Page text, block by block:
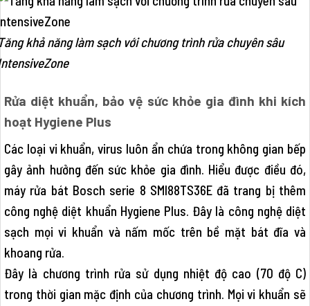
khả năng làm sạch với chương trình rửa chuyên sâu
Rửa diệt khuẩn, bảo vệ sức khỏe gia đình khi kích
hoạt Hygiene Plus
Các loại vi khuẩn, virus luôn ẩn chứa trong không gian bếp
gây ảnh hưởng đến sức khỏe gia đình. Hiểu được điều đó,
máy rửa bát Bosch serie 8 SMI88TS36E đã trang bị thêm
công nghệ diệt khuẩn Hygiene Plus. Đây là công nghệ diệt
sạch mọi vi khuẩn và nấm mốc trên bề mặt bát đĩa và
khoang rửa.
Đây là chương trình rửa sử dụng nhiệt độ cao (70 độ C)
trong thời gian mặc định của chương trình. Mọi vi khuẩn sẽ